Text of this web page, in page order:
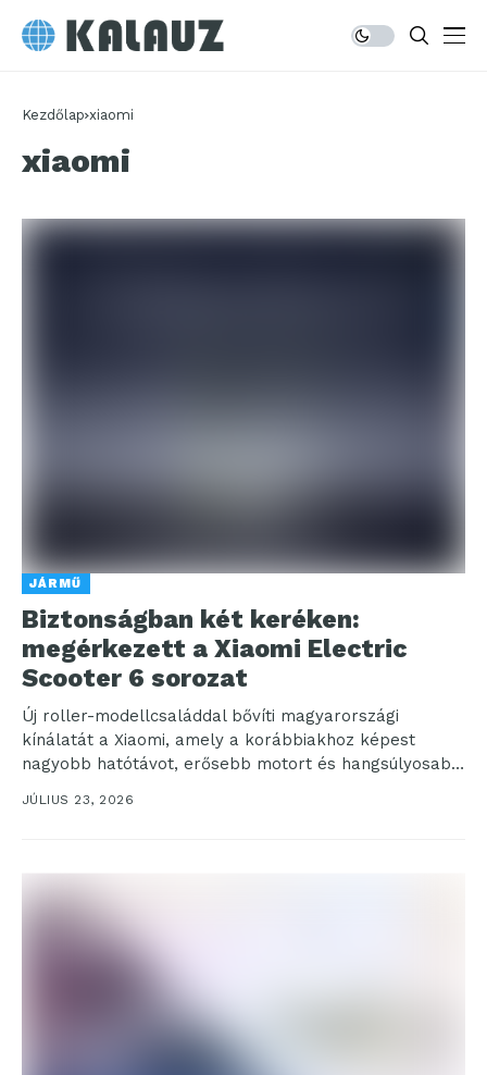
Kezdőlap xiaomi
xiaomi
JÁRMŰ
Biztonságban két keréken:
megérkezett a Xiaomi Electric
Scooter 6 sorozat
Új roller-modellcsaláddal bővíti magyarországi
kínálatát a Xiaomi, amely a korábbiakhoz képest
nagyobb hatótávot, erősebb motort és hangsúlyosabb
biztonsági megoldásokat kínál a napi ingázóknak...
JÚLIUS 23, 2026